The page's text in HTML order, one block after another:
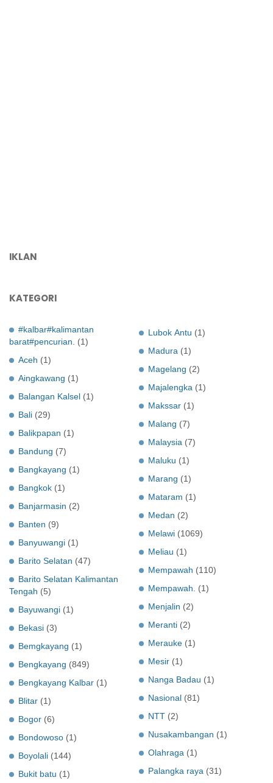
IKLAN
KATEGORI
#kalbar#kalimantan
barat#pencurian.
(1)
Aceh (1)
Aingkawang (1)
Balangan Kalsel (1)
Bali (29)
Balikpapan (1)
Bandung (7)
Bangkayang (1)
Bangkok (1)
Banjarmasin (2)
Banten (9)
Banyuwangi (1)
Barito Selatan (47)
Barito Selatan Kalimantan
Tengah (5)
Bayuwangi (1)
Bekasi (3)
Bemgkayang (1)
Bengkayang (849)
Bengkayang Kalbar (1)
Blitar (1)
Bogor (6)
Bondowoso (1)
Boyolali (144)
Bukit batu (1)
Lubok Antu (1)
Madura (1)
Magelang (2)
Majalengka (1)
Makssar (1)
Malang (7)
Malaysia (7)
Maluku (1)
Marang (1)
Mataram (1)
Medan (2)
Melawi (1069)
Meliau (1)
Mempawah (110)
Mempawah.
(1)
Menjalin (2)
Meranti (2)
Merauke (1)
Mesir (1)
Nanga Badau (1)
Nasional (81)
NTT (2)
Nusakambangan (1)
Olahraga (1)
Palangka raya (31)